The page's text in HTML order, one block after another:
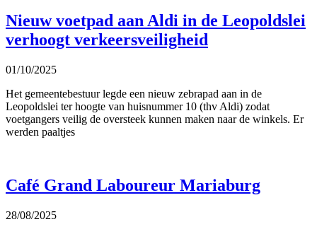
Nieuw voetpad aan Aldi in de Leopoldslei
verhoogt verkeersveiligheid
01/10/2025
Het gemeentebestuur legde een nieuw zebrapad aan in de
Leopoldslei ter hoogte van huisnummer 10 (thv Aldi) zodat
voetgangers veilig de oversteek kunnen maken naar de winkels. Er
werden paaltjes
Café Grand Laboureur Mariaburg
28/08/2025